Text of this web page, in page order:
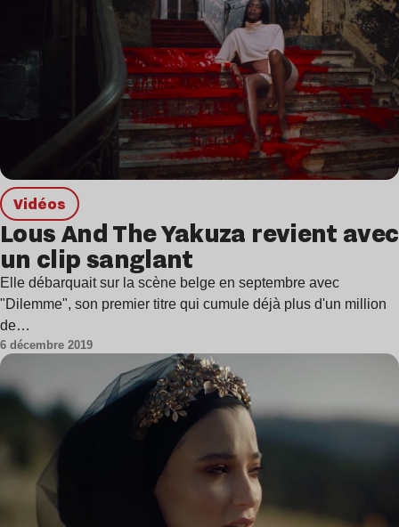
Vidéos
Lous And The Yakuza revient avec
un clip sanglant
Elle débarquait sur la scène belge en septembre avec
"Dilemme", son premier titre qui cumule déjà plus d'un million
de…
6 décembre 2019